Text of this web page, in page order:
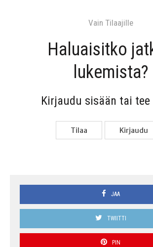
Vain Tilaa­jil­le
Haluai­sit­ko
lukemista?
Kir­jau­du sisään tai
Tilaa Kir­jau­du
JAA
TWIITTI
PIN